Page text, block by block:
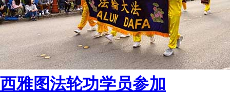
西雅图法轮功学员参加